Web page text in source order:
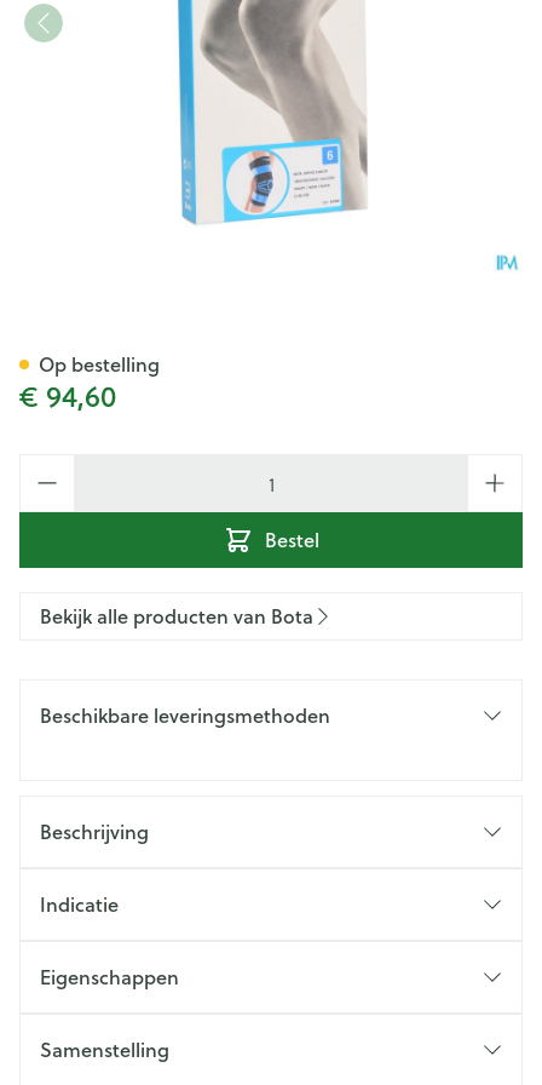
€ 94,60
Bestel
Op bestelling
Bekijk alle producten van Bota
Beschikbare leveringsmethoden
Beschrijving
Indicatie
Eigenschappen
Samenstelling